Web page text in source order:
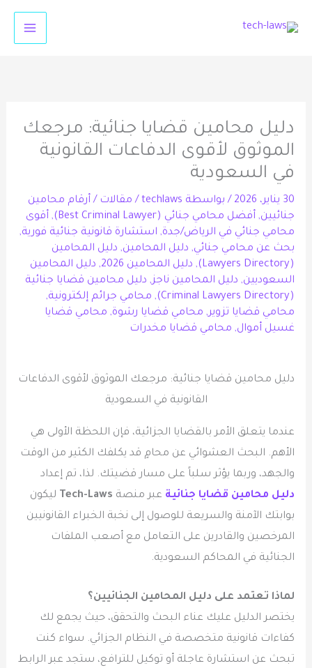
دليل محامين قضايا جنائية: مرجعك
الموثوق لأقوى الدفاعات القانونية
في السعودية
/ بواسطة techlaws
/مقالات/أرقام محامين
جنائيين,أفضل محامي جنائي (Best Criminal Lawyer) ,أقوى
محامي جنائي في الرياض/جدة,استشارة قانونية جنائية فورية,
بحث عن محامي جنائي,دليل المحامين,دليل المحامين
,دليل المحامين 2026 ,دليل المحامين
السعوديين,دليل المحامين ناجز ,دليل محامين قضايا جنائية
,محامي جرائم إلكترونية,
محامي قضايا تزوير,محامي قضايا رشوة,محامي قضايا
غسيل أموال,محامي قضايا مخدرات
دليل محامين قضايا جنائية: مرجعك الموثوق لأقوى الدفاعات
القانونية في السعودية
عندما يتعلق الأمر بالقضايا الجزائية، فإن اللحظة الأولى هي
الأهم. البحث العشوائي عن محامٍ قد يكلفك الكثير من الوقت
والجهد، وربما يؤثر سلباً على مسار قضيتك. لذا، تم إعداد
دليل محامين قضايا جنائية عبر منصةTech-Lawsليكون
بوابتك الآمنة والسريعة للوصول إلى نخبة الخبراء القانونيين
المرخصين والقادرين على التعامل مع أصعب الملفات
الجنائية في المحاكم السعودية.
لماذا تعتمد على دليل المحامين الجنائيين؟
يختصر الدليل عليك عناء البحث والتحقق، حيث يجمع لك
كفاءات قانونية متخصصة في النظام الجزائي. سواء كنت
تبحث عن استشارة عاجلة أو توكيل للترافع، ستجد عبر الرابط